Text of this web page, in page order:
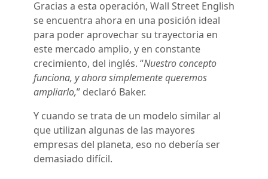
Gracias a esta operación, Wall Street English
se encuentra ahora en una posición ideal
para poder aprovechar su trayectoria en
este mercado amplio, y en constante
crecimiento, del inglés. “Nuestro concepto
funciona, y ahora simplemente queremos
ampliarlo,” declaró Baker.
Y cuando se trata de un modelo similar al
que utilizan algunas de las mayores
empresas del planeta, eso no debería ser
demasiado difícil.